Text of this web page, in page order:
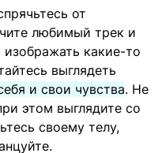
от
любимый трек и
какие-то
выглядеть
и свои чувства. Не
этом выглядите со
своему телу,